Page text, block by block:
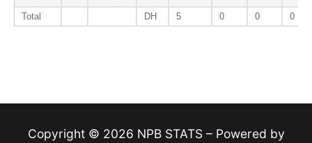
Total
DH 5 0 0 0
Copyright © 2026 NPB STATS – Powered by